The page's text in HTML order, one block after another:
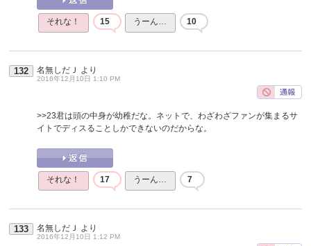
それな！ 15 うーん… 10
132 名無しだＪ より
2016年12月10日 1:10 PM
>>23君は頭の中身が幼稚だな。ネットで、わざわざファンが集まるサ
イトでディスることしかできないのだからな。
それな！ 17 うーん… 7
133 名無しだＪ より
2016年12月10日 1:12 PM